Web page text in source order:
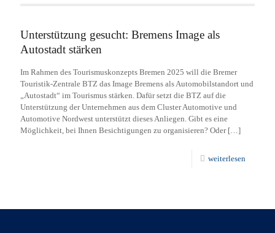
Unterstützung gesucht: Bremens Image als
Autostadt stärken
Im Rahmen des Tourismuskonzepts Bremen 2025 will die Bremer
Touristik-Zentrale BTZ das Image Bremens als Automobilstandort und
„Autostadt“ im Tourismus stärken. Dafür setzt die BTZ auf die
Unterstützung der Unternehmen aus dem Cluster Automotive und
Automotive Nordwest unterstützt dieses Anliegen. Gibt es eine
Möglichkeit, bei Ihnen Besichtigungen zu organisieren? Oder[…]
weiterlesen